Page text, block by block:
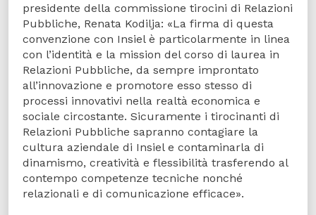
presidente della commissione tirocini di Relazioni
Pubbliche, Renata Kodilja: «La firma di questa
convenzione con Insiel è particolarmente in linea
con l’identità e la mission del corso di laurea in
Relazioni Pubbliche, da sempre improntato
all’innovazione e promotore esso stesso di
processi innovativi nella realtà economica e
sociale circostante. Sicuramente i tirocinanti di
Relazioni Pubbliche sapranno contagiare la
cultura aziendale di Insiel e contaminarla di
dinamismo, creatività e flessibilità trasferendo al
contempo competenze tecniche nonché
relazionali e di comunicazione efficace».